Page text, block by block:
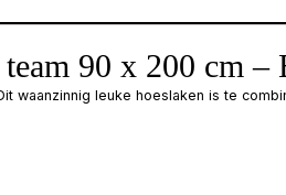
90 x 200 cm –
waanzinnig leuke hoeslaken is te